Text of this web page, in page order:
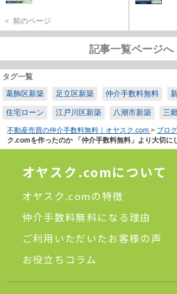
＜ 前のページ
記事一覧ページへ
タグ一覧
葛飾区新築
足立区新築 仲介手数料無料
住宅ローン 江戸川区新築 八潮市新築 三
不動産売買の仲介手数料無料｜オヤスク.com > ブロ
ク.comを作ったのか 「仲介手数料無料」より大切に
オヤスク.comについて
オヤスク.comの特徴
仲介手数料無料になる理由
ご利用いただいたお客様の声
お役立ちコラム